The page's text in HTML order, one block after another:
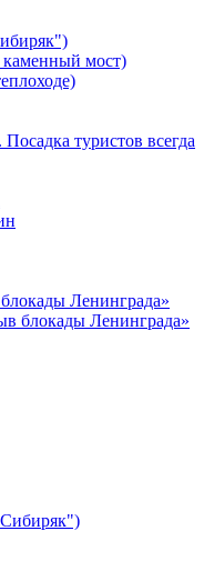
мост)
туристов всегда
Ленинграда»
блокады Ленинграда»